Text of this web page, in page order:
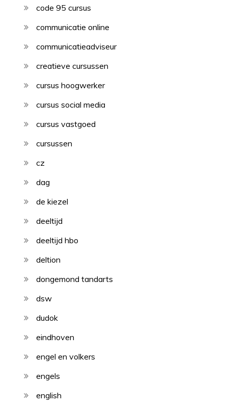
code 95 cursus
communicatie online
communicatieadviseur
creatieve cursussen
cursus hoogwerker
cursus social media
cursus vastgoed
cursussen
cz
dag
de kiezel
deeltijd
deeltijd hbo
deltion
dongemond tandarts
dsw
dudok
eindhoven
engel en volkers
engels
english